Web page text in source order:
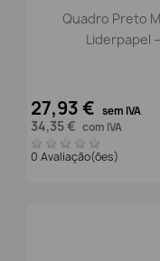
Quadro Preto
Liderpapel
27,93 € sem IVA
34,35 € com IVA
0 Avaliação(ões)